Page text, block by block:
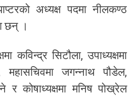
अध्यक्ष पदमा नीलकण्ठ
छन् ।
कविन्द्र सिटौला, उपाध्यक्षमा
महासचिवमा जगन्नाथ पौडेल,
र कोषाध्यक्षमा मनिष पोख्रेल